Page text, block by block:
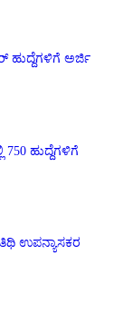
ಹುದ್ದೆಗಳಿಗೆ ಅರ್ಜಿ
ಹುದ್ದೆಗಳಿಗೆ
ಉಪನ್ಯಾಸಕರ